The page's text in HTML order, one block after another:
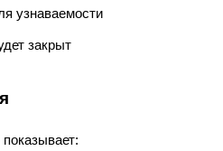
узнаваемости
закрыт